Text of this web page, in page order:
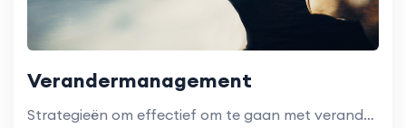
Verandermanagement
Strategieën om effectief om te gaan met verandering binnen onderwijsinstellingen.